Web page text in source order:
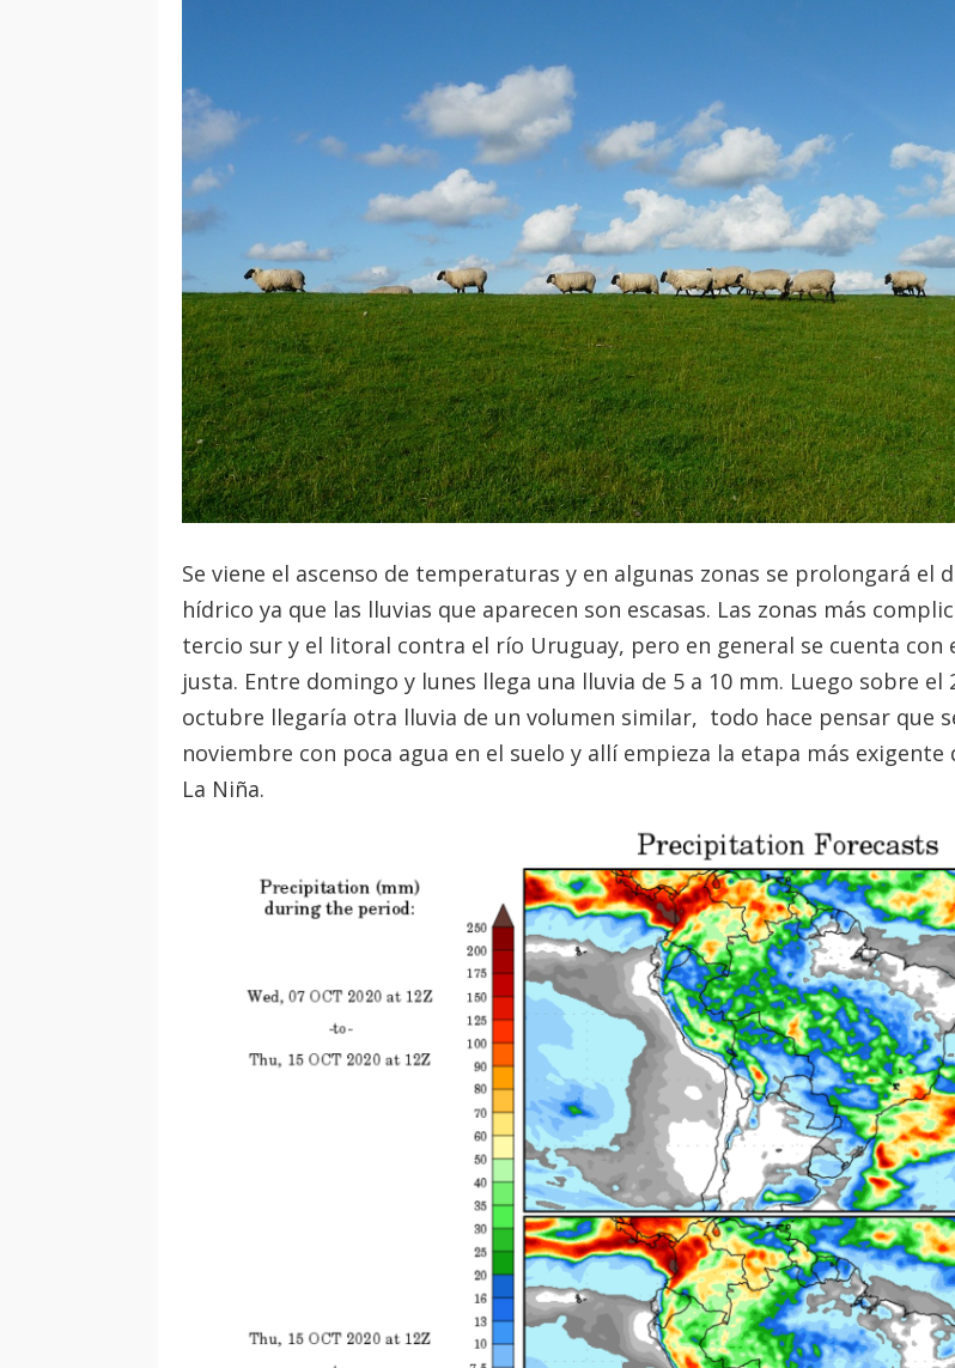
Se viene el ascenso de temperaturas y en algunas zonas se prolongará el
hídrico ya que las lluvias que aparecen son escasas. Las zonas más
tercio sur y el litoral contra el río Uruguay, pero en general se cuenta con
justa. Entre domingo y lunes llega una lluvia de 5 a 10 mm. Luego sobre el
octubre llegaría otra lluvia de un volumen similar, todo hace pensar que
noviembre con poca agua en el suelo y allí empieza la etapa más exigente
La Niña.